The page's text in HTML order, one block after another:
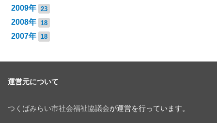
2009年 23
2008年 18
2007年 18
運営元について
つくばみらい市社会福祉協議会が運営を行っています。